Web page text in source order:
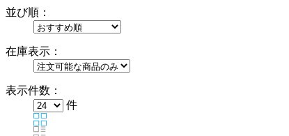
並び順：
在庫表示：
表示件数：
件